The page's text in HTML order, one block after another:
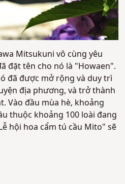
Mitsukuni vô cùng yêu
đặt tên cho nó là "Howaen".
đã được mở rộng và duy trì
địa phương, và trở thành
Vào đầu mùa hè, khoảng
thuộc khoảng 100 loài đang
hội hoa cẩm tú cầu Mito" sẽ